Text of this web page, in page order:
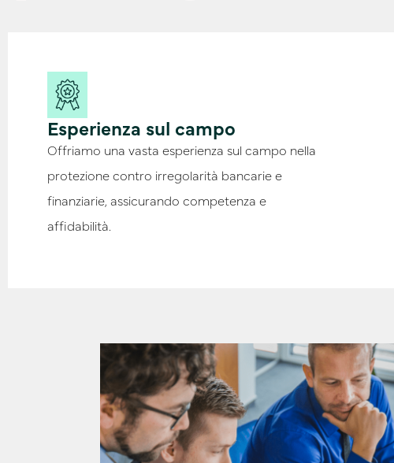
Esperienza sul campo
Offriamo una vasta esperienza sul campo nella
protezione contro irregolarità bancarie e
finanziarie, assicurando competenza e
affidabilità.